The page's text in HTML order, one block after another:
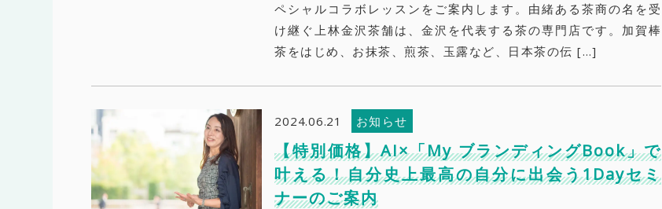
ペシャルコラボレッスンをご案内します。由緒ある茶商の名を受
け継ぐ上林金沢茶舗は、金沢を代表する茶の専門店です。加賀棒
茶をはじめ、お抹茶、煎茶、玉露など、日本茶の伝 […]
2024.06.21 お知らせ
【特別価格】AI×「My ブランディングBook」で
叶える！自分史上最高の自分に出会う1Dayセミ
ナーのご案内